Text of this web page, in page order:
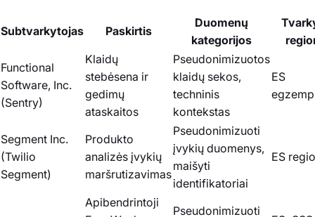
Subtvarkytojas Paskirtis
Duomenų
kategorijos
Functional
Software, Inc.
(Sentry)
Klaidų
stebėsena ir
gedimų
ataskaitos
Pseudonimizuotos
klaidų sekos,
techninis
kontekstas
ES
Segment Inc.
(Twilio
Segment)
Produkto
analizės įvykių
maršrutizavimas
Pseudonimizuoti
įvykių duomenys,
maišyti
identifikatoriai
ES
Apibendrintoji
Pseudonimizuoti